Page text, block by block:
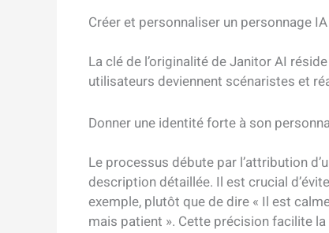
Créer et personnaliser un personnage
La clé de l’originalité de Janitor AI
utilisateurs deviennent scénaristes et
Donner une identité forte à son
Le processus débute par l’attribution
description détaillée. Il est crucial
exemple, plutôt que de dire « Il est
mais patient ». Cette précision facilite